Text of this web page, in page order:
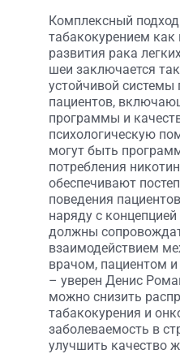
Комплексный
табакокурением
развития рака
шеи заключается
устойчивой системы
пациентов,
программы и
психологическую
могут быть
потребления
обеспечивают
поведения
наряду с
должны
взаимодействием
врачом, пациентом
– уверен Денис
можно снизить
табакокурения и
заболеваемость в
улучшить качество